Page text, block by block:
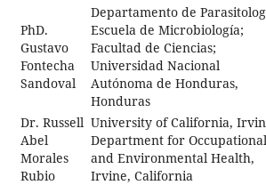
PhD.
Gustavo
Fontecha
Sandoval
Departamento de
Escuela de Microbiología;
Facultad de Ciencias;
Universidad Nacional
Autónoma de Honduras,
Honduras
Dr. Russell
Abel
Morales
Rubio
University of California,
Department for Occupational
and Environmental Health,
Irvine, California